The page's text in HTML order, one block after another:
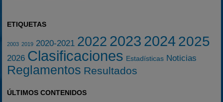
ETIQUETAS
2003 2019 2020-2021 2022 2023 20242025
2026 Clasificaciones Estadísticas Noticias
Reglamentos Resultados
ÚLTIMOS CONTENIDOS